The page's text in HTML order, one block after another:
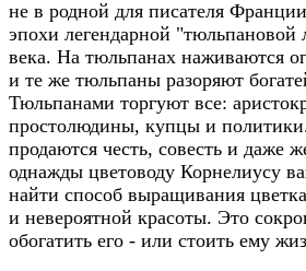
не в родной для писателя
эпохи легендарной
века. На тюльпанах наживаются
и те же тюльпаны разоряют
Тюльпанами торгуют все:
простолюдины, купцы и
продаются честь, совесть и даже
однажды цветоводу Корнелиусу
найти способ выращивания
и невероятной красоты. Это
обогатить его - или стоить ему